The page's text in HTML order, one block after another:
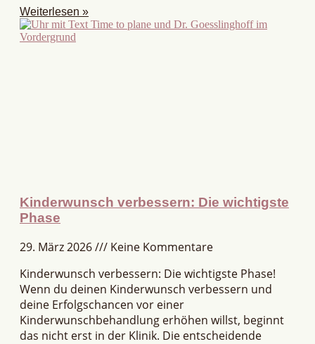
Weiterlesen »
Kinderwunsch verbessern: Die wichtigste
Phase
29. März 2026
Keine Kommentare
Kinderwunsch verbessern: Die wichtigste Phase!
Wenn du deinen Kinderwunsch verbessern und
deine Erfolgschancen vor einer
Kinderwunschbehandlung erhöhen willst, beginnt
das nicht erst in der Klinik. Die entscheidende